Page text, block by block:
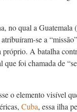
no qual a Guatemala
se a
próprio. A batalha
foi chamada de
o elemento visível
Cuba, essa ilha